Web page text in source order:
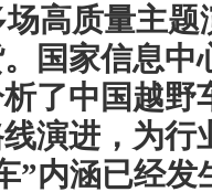
高质量主
国家信息
了中国越
演进，为
”内涵已经